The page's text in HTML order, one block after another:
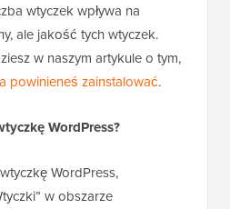
wtyczek wpływa na
ale jakość tych wtyczek.
w naszym artykule o tym,
powinieneś zainstalować.
WordPress?
WordPress,
w obszarze